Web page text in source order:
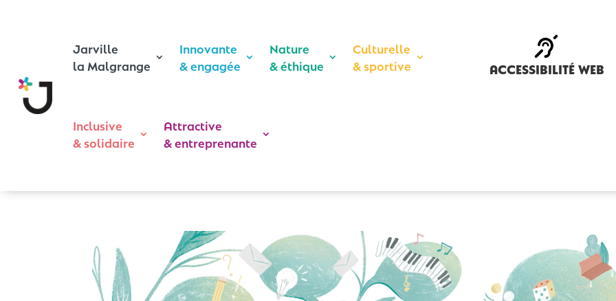
Jarville
la Malgrange
Innovante
& engagée
Nature
& éthique
Culturelle
& sportive
Inclusive
& solidaire
Attractive
& entreprenante
accessibilité web